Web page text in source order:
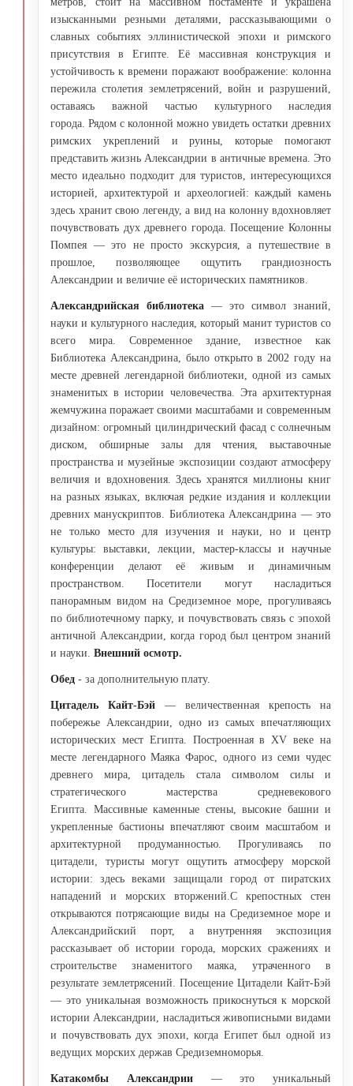
изысканными резными деталями, рассказывающими о
славных событиях эллинистической эпохи и римского
присутствия в Египте. Её массивная конструкция и
устойчивость к времени поражают воображение: колонна
пережила столетия землетрясений, войн и разрушений,
оставаясь важной частью культурного наследия
города. Рядом с колонной можно увидеть остатки древних
римских укреплений и руины, которые помогают
представить жизнь Александрии в античные времена. Это
место идеально подходит для туристов, интересующихся
историей, архитектурой и археологией: каждый камень
здесь хранит свою легенду, а вид на колонну вдохновляет
почувствовать дух древнего города. Посещение Колонны
Помпея — это не просто экскурсия, а путешествие в
прошлое, позволяющее ощутить грандиозность
Александрии и величие её исторических памятников.
Александрийская библиотека — это символ знаний,
науки и культурного наследия, который манит туристов со
всего мира. Современное здание, известное как
Библиотека Александрина, было открыто в 2002 году на
месте древней легендарной библиотеки, одной из самых
знаменитых в истории человечества. Эта архитектурная
жемчужина поражает своими масштабами и современным
дизайном: огромный цилиндрический фасад с солнечным
диском, обширные залы для чтения, выставочные
пространства и музейные экспозиции создают атмосферу
величия и вдохновения. Здесь хранятся миллионы книг
на разных языках, включая редкие издания и коллекции
древних манускриптов. Библиотека Александрина — это
не только место для изучения и науки, но и центр
культуры: выставки, лекции, мастер-классы и научные
конференции делают её живым и динамичным
пространством. Посетители могут насладиться
панорамным видом на Средиземное море, прогуливаясь
по библиотечному парку, и почувствовать связь с эпохой
античной Александрии, когда город был центром знаний
и науки. Внешний осмотр.
Обед - за дополнительную плату.
Цитадель Кайт-Бэй — величественная крепость на
побережье Александрии, одно из самых впечатляющих
исторических мест Египта. Построенная в XV веке на
месте легендарного Маяка Фарос, одного из семи чудес
древнего мира, цитадель стала символом силы и
стратегического мастерства средневекового
Египта. Массивные каменные стены, высокие башни и
укрепленные бастионы впечатляют своим масштабом и
архитектурной продуманностью. Прогуливаясь по
цитадели, туристы могут ощутить атмосферу морской
истории: здесь веками защищали город от пиратских
нападений и морских вторжений.С крепостных стен
открываются потрясающие виды на Средиземное море и
Александрийский порт, а внутренняя экспозиция
рассказывает об истории города, морских сражениях и
строительстве знаменитого маяка, утраченного в
результате землетрясений. Посещение Цитадели Кайт-Бэй
— это уникальная возможность прикоснуться к морской
истории Александрии, насладиться живописными видами
и почувствовать дух эпохи, когда Египет был одной из
ведущих морских держав Средиземноморья.
Катакомбы Александрии— это уникальный